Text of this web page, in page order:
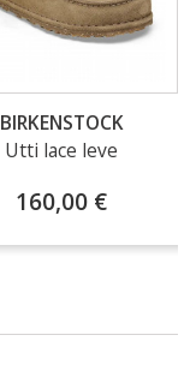
BIRKENSTOCK
Utti lace leve
160,00 €